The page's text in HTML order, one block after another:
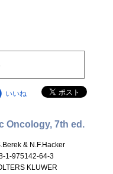
いいね
Oncology, 7th ed.
& N.F.Hacker
1-975142-64-3
KLUWER